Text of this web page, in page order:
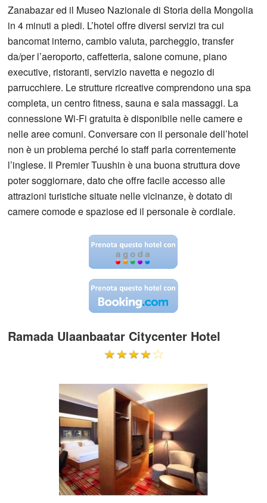
Zanabazar ed il Museo Nazionale di Storia della Mongolia
in 4 minuti a piedi. L’hotel offre diversi servizi tra cui
bancomat interno, cambio valuta, parcheggio, transfer
da/per l’aeroporto, caffetteria, salone comune, piano
executive, ristoranti, servizio navetta e negozio di
parrucchiere. Le strutture ricreative comprendono una spa
completa, un centro fitness, sauna e sala massaggi. La
connessione Wi-Fi gratuita è disponibile nelle camere e
nelle aree comuni. Conversare con il personale dell’hotel
non è un problema perché lo staff parla correntemente
l’inglese. Il Premier Tuushin è una buona struttura dove
poter soggiornare, dato che offre facile accesso alle
attrazioni turistiche situate nelle vicinanze, è dotato di
camere comode e spaziose ed il personale è cordiale.
Ramada Ulaanbaatar Citycenter Hotel